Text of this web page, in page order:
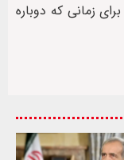
زمانی که دوباره